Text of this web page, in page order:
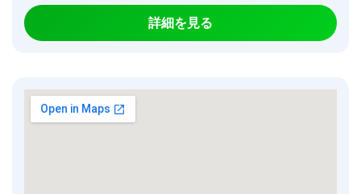
詳細を見る